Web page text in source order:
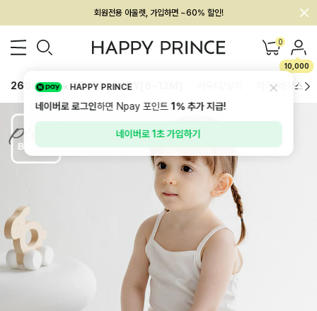
회원전용 아울렛, 가입하면 ~60% 할인!
멤버십 최대 28,000원 혜택 0
10,000
26SS 신상 BEST BABY[6~12M] 하의/레깅스
HAPPY PRINCE
네이버로 로그인하면 Npay 포인트1%추가 지급!
네이버로 1초 가입하기